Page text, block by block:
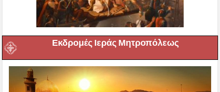
Εκδρομές Ιεράς Μητροπόλεως